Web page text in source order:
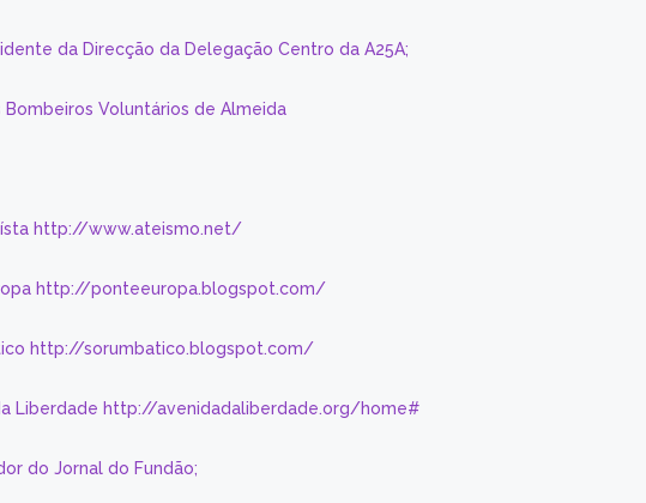
da Direcção da Delegação Centro da A25A;
Bombeiros Voluntários de Almeida
http://www.ateismo.net/
http://ponteeuropa.blogspot.com/
http://sorumbatico.blogspot.com/
Liberdade http://avenidadaliberdade.org/home#
do Jornal do Fundão;